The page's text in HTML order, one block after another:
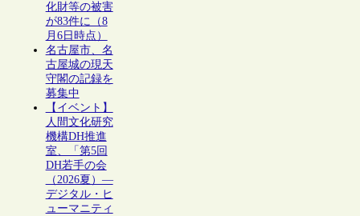
化財等の被害
が83件に（8
月6日時点）
名古屋市、名
古屋城の現天
守閣の記録を
募集中
【イベント】
人間文化研究
機構DH推進
室、「第5回
DH若手の会
（2026夏）―
デジタル・ヒ
ューマニティ